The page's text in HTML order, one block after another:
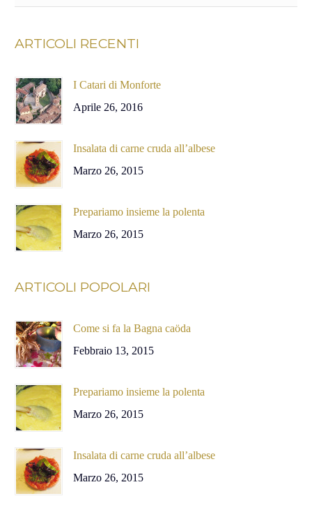
ARTICOLI RECENTI
I Catari di Monforte
Aprile 26, 2016
Insalata di carne cruda all’albese
Marzo 26, 2015
Prepariamo insieme la polenta
Marzo 26, 2015
ARTICOLI POPOLARI
Come si fa la Bagna caöda
Febbraio 13, 2015
Prepariamo insieme la polenta
Marzo 26, 2015
Insalata di carne cruda all’albese
Marzo 26, 2015